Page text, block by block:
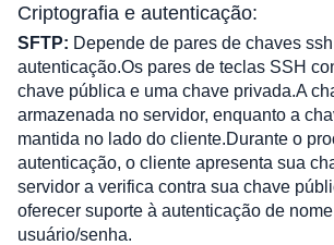
Criptografia e autenticação:
SFTP: Depende de pares de chaves
autenticação.Os pares de teclas SSH
chave pública e uma chave privada.A
armazenada no servidor, enquanto a
mantida no lado do cliente.Durante o
autenticação, o cliente apresenta sua
servidor a verifica contra sua chave
oferecer suporte à autenticação de
usuário/senha.